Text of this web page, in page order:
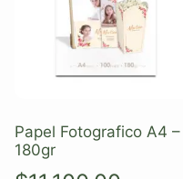
Papel Fotografico A4 –
180gr